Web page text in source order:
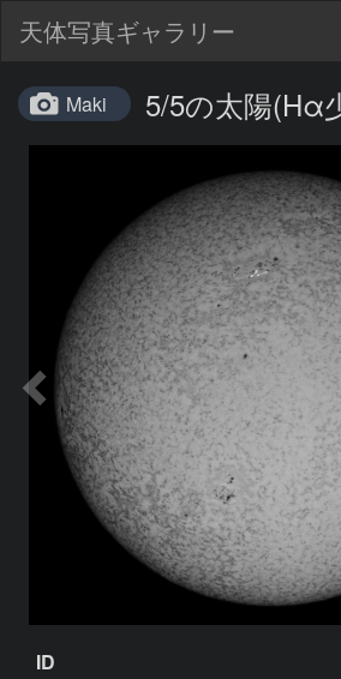
天体写真ギャラリー
Maki 5/5の太陽(Hα
ID